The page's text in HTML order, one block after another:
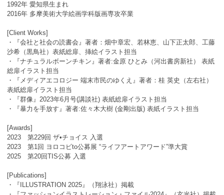
1992年 愛知県生まれ
2016年 多摩美術大学絵画学科版画専攻卒業
[Client Works]
・『会社と社会の読書会』著者：畑中章宏、若林恵、山下正太郎、工藤
沙希（黒鳥社）表紙総扉、挿絵イラスト担当
・『ナチュラルボーンチキン』著者:金原 ひとみ（河出書房新社） 表紙
総扉イラスト担当
・『メディアエコロジー 端末市民のゆくえ』著者：桂 英史（左右社）
表紙総扉イラスト担当
・『群像』2023年6月号(講談社) 表紙総扉イラスト担当
・『暴力を手放す』著者:佐々木大樹 (金剛出版) 表紙イラスト担当
[Awards]
2023 第229回 ザ•チョイス 入選
2023 第1回 ヨロコビto公募展 “ライフアートアワード”準大賞
2025 第20回TIS公募 入選
[Publications]
・『ILLUSTRATION 2025』（翔泳社）掲載